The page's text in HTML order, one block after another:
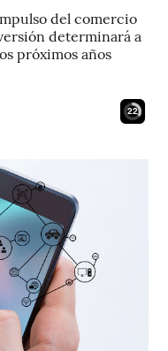
del comercio
determinará a
próximos años
21